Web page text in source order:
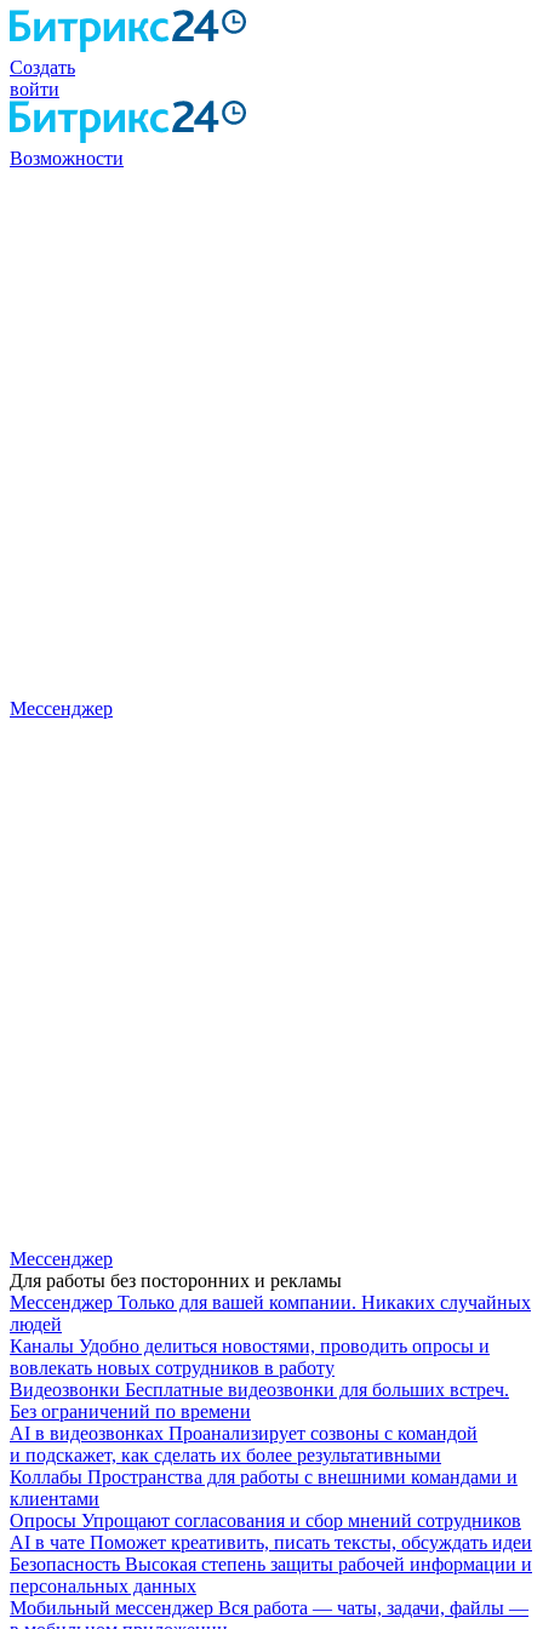
Создать
войти
Возможности
Мессенджер
Мессенджер
Для работы без посторонних и рекламы
Мессенджер Только для вашей компании. Никаких случайных
людей
Каналы Удобно делиться новостями, проводить опросы и
вовлекать новых сотрудников в работу
Видеозвонки Бесплатные видеозвонки для больших встреч.
Без ограничений по времени
AI в видеозвонках Проанализирует созвоны с командой
и подскажет, как сделать их более результативными
Коллабы Пространства для работы с внешними командами и
клиентами
Опросы Упрощают согласования и сбор мнений сотрудников
AI в чате Поможет креативить, писать тексты, обсуждать идеи
Безопасность Высокая степень защиты рабочей информации и
персональных данных
Мобильный мессенджер Вся работа — чаты, задачи, файлы —